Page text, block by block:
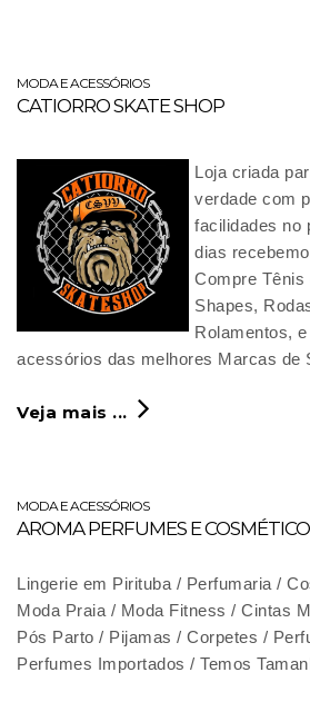
MODA E ACESSÓRIOS
CATIORRO SKATE SHOP
Loja criada
verdade com
facilidades no
dias
Compre Tênis
Shapes,
Rolamentos,
acessórios das melhores Marcas de
Veja mais ...
MODA E ACESSÓRIOS
AROMA PERFUMES E
Lingerie em Pirituba / Perfumaria /
Moda Praia / Moda Fitness / Cintas
Pós Parto / Pijamas / Corpetes /
Perfumes Importados / Temos